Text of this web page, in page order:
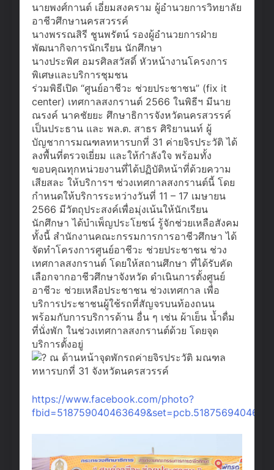
นายพงศ์กานต์ เอี่ยมสงคราม ผู้อำนวยการวิทยาลัย
อาชีวศึกษานครสวรรค์
นางพรรณสิรี ชูนพรัตน์ รองผู้อำนวยการฝ่าย
พัฒนากิจการนักเรียน นักศึกษา
นางประพิศ อมรศิลสวัสดิ์ หัวหน้างานโครงการ
พิเศษและบริการชุมชน
ร่วมพิธีเปิด “ศูนย์อาชีวะ ช่วยประชาชน” (fix it
center) เทศกาลสงกรานต์ 2566 ในพิธีฯ มีนาย
ณรงค์​ นาคชัยยะ ศึกษาธิการจังหวัดนครสวรรค์
เป็นประธาน และ พล.ต. สาธร ศิริยานนท์ ผู้
บัญชาการมณฑลทหารบกที่ 31 ค่ายจิรประวัติ ได้
ลงพื้นที่ตรวจเยี่ยม และให้กำลังใจ พร้อมทั้ง
ขอบคุณทุกหน่วยงานที่ได้ปฏิบัติหน้าที่ด้วยความ
เสียสละ ให้บริการ​ฯ ช่วงเทศกาลสงกรานต์​นี้ โดย
กำหนดให้บริการระหว่างวันที่ 11 – 17 เมษายน
2566 มีวัตถุประสงค์เพื่อมุ่งเน้นให้นักเรียน​
นักศึกษา​ ได้บำเพ็ญประโยชน์ รู้จักช่วยเหลือสังคม
ทั้งนี้ สำนักงานคณะกรรมการการอาชีวศึกษา ได้
จัดทำโครงการศูนย์อาชีวะ ช่วยประชาชน ช่วง
เทศกาลสงกรานต์ โดยให้สถานศึกษา ที่ได้รับคัด
เลือกจากอาชีวศึกษาจังหวัด ดำเนินการตั้งศูนย์
อาชีวะ ช่วยเหลือประชาชน ช่วงเทศกาล เพื่อ
บริการประชาชนผู้ใช้รถที่สัญจรบนท้องถนน
พร้อมกับการบริการด้าน อื่น ๆ เช่น ผ้าเย็น น้ำดื่ม
ที่นั่งพัก ในช่วงเทศกาลสงกรานต์ด้วย โดยจุด
บริการตั้งอยู่
ณ ด้านหน้าจุดพักรถค่ายจิรประวัติ มณฑล
ทหารบกที่ 31 จังหวัดนครสวรรค์​
https://www.facebook.com/photo?